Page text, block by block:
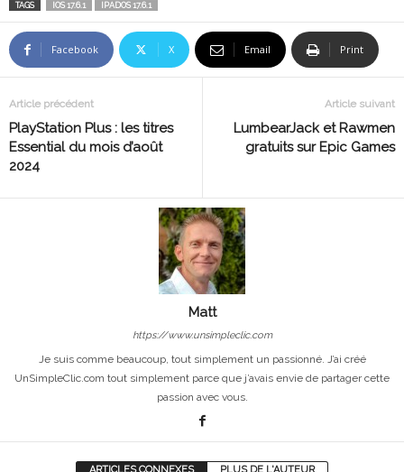
TAGS IOS 17.6.1 IPADOS 17.6.1
Facebook X Email Print
Article précédent
PlayStation Plus : les titres
Essential du mois d’août
2024
Article suivant
LumbearJack et Rawmen
gratuits sur Epic Games
Matt
https://www.unsimpleclic.com
Je suis comme beaucoup, tout simplement un passionné. J’ai créé
UnSimpleClic.com tout simplement parce que j’avais envie de partager cette
passion avec vous.